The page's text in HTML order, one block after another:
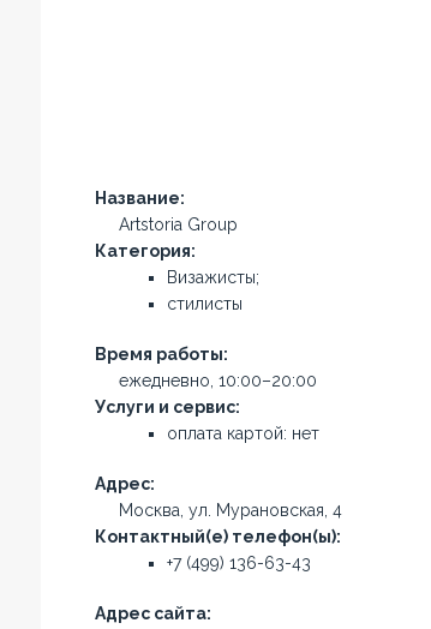
Название:
Artstoria Group
Категория:
Визажисты;
стилисты
Время работы:
ежедневно, 10:00–20:00
Услуги и сервис:
оплата картой: нет
Адрес:
Москва, ул. Мурановская, 4
Контактный(е) телефон(ы):
+7 (499) 136-63-43
Адрес сайта: